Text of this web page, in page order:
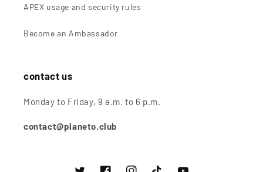
APEX usage and security rules
Become an Ambassador
contact us
Monday to Friday, 9 a.m. to 6 p.m.
contact@planeto.club